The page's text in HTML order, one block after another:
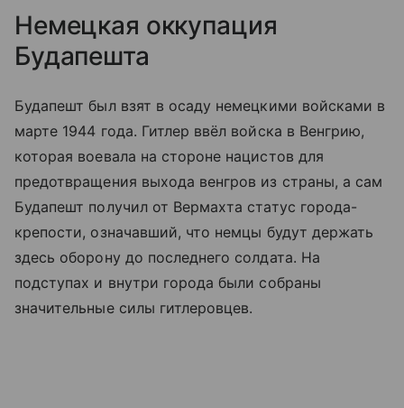
Немецкая оккупация
Будапешта
Будапешт был взят в осаду немецкими войсками в
марте 1944 года. Гитлер ввёл войска в Венгрию,
которая воевала на стороне нацистов для
предотвращения выхода венгров из страны, а сам
Будапешт получил от Вермахта статус города-
крепости, означавший, что немцы будут держать
здесь оборону до последнего солдата. На
подступах и внутри города были собраны
значительные силы гитлеровцев.